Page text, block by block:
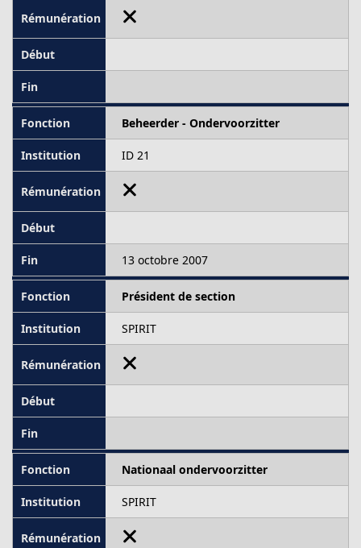
Beheerder - Ondervoorzitter
ID 21
13 octobre 2007
Président de section
SPIRIT
Nationaal ondervoorzitter
SPIRIT